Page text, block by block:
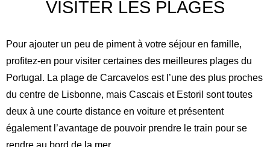
VISITER LES PLAGES
Pour ajouter un peu de piment à votre séjour en famille,
profitez-en pour visiter certaines des meilleures plages du
Portugal. La plage de Carcavelos est l’une des plus proches
du centre de Lisbonne, mais Cascais et Estoril sont toutes
deux à une courte distance en voiture et présentent
également l’avantage de pouvoir prendre le train pour se